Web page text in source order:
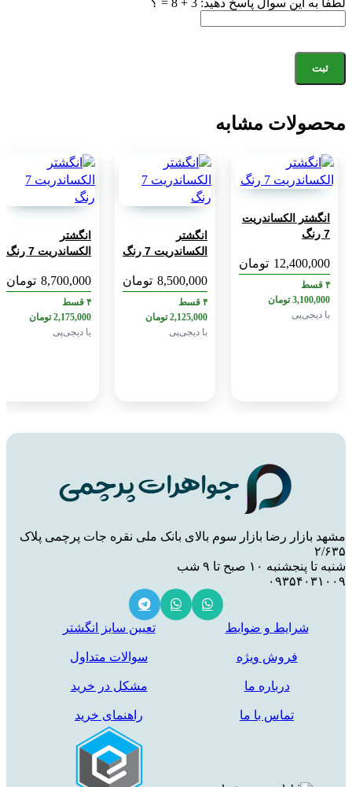
لطفا به این سوال پاسخ دهید: 3 + 8 = ؟
محصولات مشابه
انگشتر الکساندریت
7 رنگ
12,400,000 تومان
۴ قسط
3,100,000 تومان
با دیجی‌پی
انگشتر
الکساندریت 7 رنگ
8,500,000 تومان
۴ قسط
2,125,000 تومان
با دیجی‌پی
انگشتر
الکساندریت 7 رنگ
8,700,000 تومان
۴ قسط
2,175,000 تومان
با دیجی‌پی
مشهد بازار رضا بازار سوم بالای بانک ملی نقره جات پرچمی پلاک
۲/۶۳۵
شنبه تا پنجشنبه ۱۰ صبح تا ۹ شب
۰۹۳۵۴۰۳۱۰۰۹
شرایط و ضوابط
فروش ویژه
درباره ما
تماس با ما
تعیین سایز انگشتر
سوالات متداول
مشکل در خرید
راهنمای خرید